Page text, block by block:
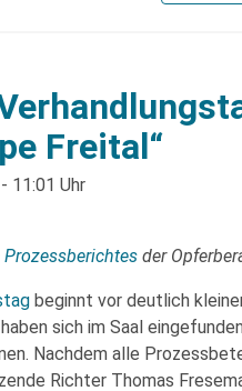
Freital“
- 11:01 Uhr
Prozessberichtes der
beginnt vor deutlich
sich im Saal
Nachdem alle
Richter Thomas